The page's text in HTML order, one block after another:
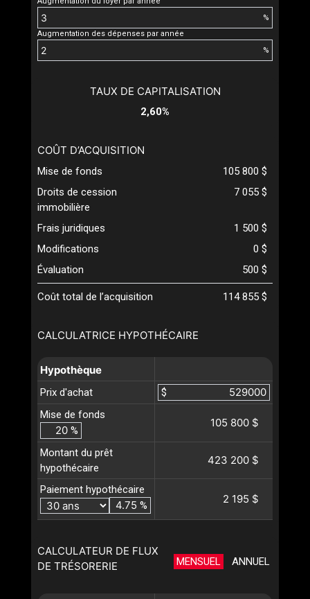
%
Augmentation des dépenses par année
%
CALCULATRICE HYPOTHÉCAIRE
Hypothèque
Prix d'achat
$
Mise de fonds
%
105 800 $
Montant du prêt
hypothécaire
423 200 $
Paiement hypothécaire
%
2 195 $
CALCULATEUR DE FLUX
DE TRÉSORERIE
MENSUEL ANNUEL
TAUX DE CAPITALISATION
2,60%
COÛT D’ACQUISITION
Mise de fonds
105 800 $
Droits de cession
immobilière
7 055 $
Frais juridiques
1 500 $
Modifications
0 $
Évaluation
500 $
Coût total de l’acquisition 114 855 $